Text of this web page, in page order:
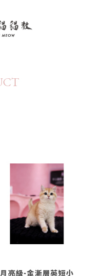
月亮級-金漸層英短小